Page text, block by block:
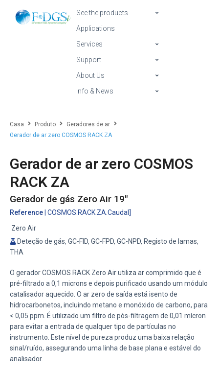
See the products
Applications
Services
Support
About Us
Info & News
Casa Produto
Geradores de ar
Gerador de ar zero COSMOS RACK ZA
Gerador de ar zero COSMOS
RACK ZA
Gerador de gás Zero Air 19"
Reference | COSMOS.RACK.ZA.Caudal]
Zero Air
Deteção de gás, GC-FID, GC-FPD, GC-NPD, Registo de lamas,
THA
O gerador COSMOS RACK Zero Air utiliza ar comprimido que é
pré-filtrado a 0,1 microns e depois purificado usando um módulo
catalisador aquecido. O ar zero de saída está isento de
hidrocarbonetos, incluindo metano e monóxido de carbono, para
< 0,05 ppm. É utilizado um filtro de pós-filtragem de 0,01 mícron
para evitar a entrada de qualquer tipo de partículas no
instrumento. Este nível de pureza produz uma baixa relação
sinal/ruído, assegurando uma linha de base plana e estável do
analisador.